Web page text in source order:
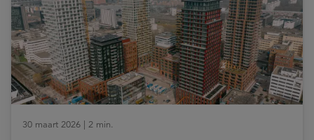
30 maart 2026 | 2 min.